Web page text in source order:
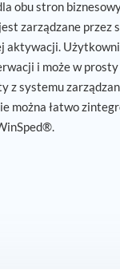
obu stron
zarządzane przez
aktywacji.
i może w
z systemu
można łatwo